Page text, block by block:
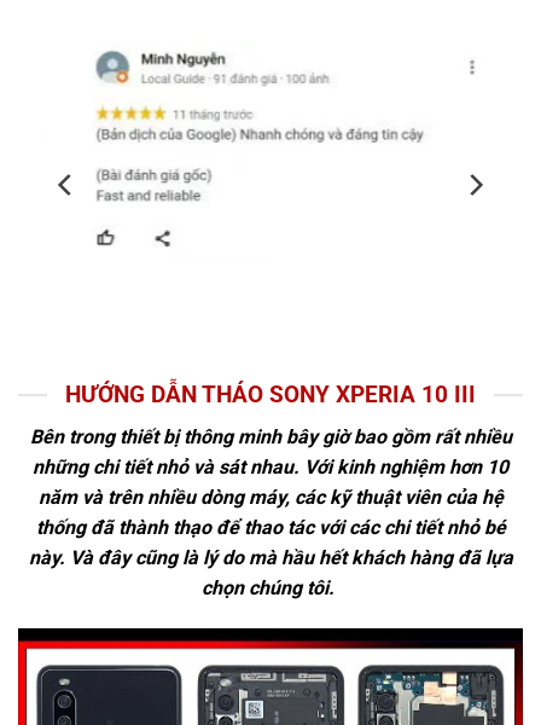
HƯỚNG DẪN THÁO SONY XPERIA 10 III
Bên trong thiết bị thông minh bây giờ bao gồm rất nhiều
những chi tiết nhỏ và sát nhau. Với kinh nghiệm hơn 10
năm và trên nhiều dòng máy, các kỹ thuật viên của hệ
thống đã thành thạo để thao tác với các chi tiết nhỏ bé
này. Và đây cũng là lý do mà hầu hết khách hàng đã lựa
chọn chúng tôi.